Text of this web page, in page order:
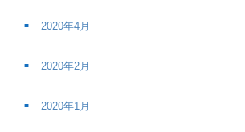
2020年4月
2020年2月
2020年1月